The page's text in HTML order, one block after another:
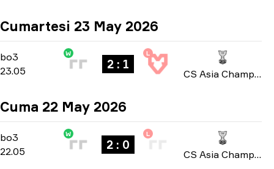
Cumartesi 23 May 2026
bo3 -bo3
23.05
W
2 : 1
L
CS Asia Championships 2026
Cuma 22 May 2026
bo3 -bo3
22.05
W
2 : 0
L
CS Asia Championships 2026